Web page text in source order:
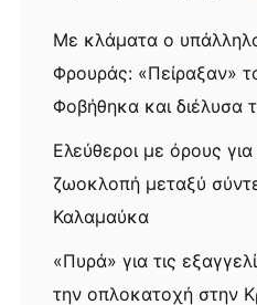
Με κλάματα ο
Φρουράς: «Πείραξαν»
Φοβήθηκα και διέλυσα
Ελεύθεροι με όρους
ζωοκλοπή μεταξύ
Καλαμαύκα
«Πυρά» για τις
την οπλοκατοχή στην